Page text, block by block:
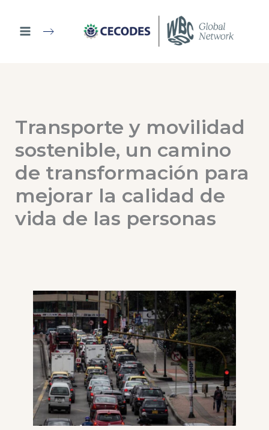
contenido
Transporte y movilidad
sostenible, un camino
de transformación para
mejorar la calidad de
vida de las personas